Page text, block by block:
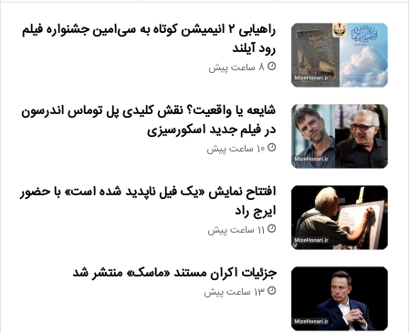
راهیابی ۲ انیمیشن کوتاه به سی‌امین جشنواره فیلم
رود آیلند
8 ساعت پیش
شایعه یا واقعیت؟ نقش کلیدی پل توماس اندرسون
در فیلم جدید اسکورسیزی
10 ساعت پیش
افتتاح نمایش «یک فیل ناپدید شده است» با حضور
ایرج راد
11 ساعت پیش
جزئیات اکران مستند «ماسک» منتشر شد
13 ساعت پیش